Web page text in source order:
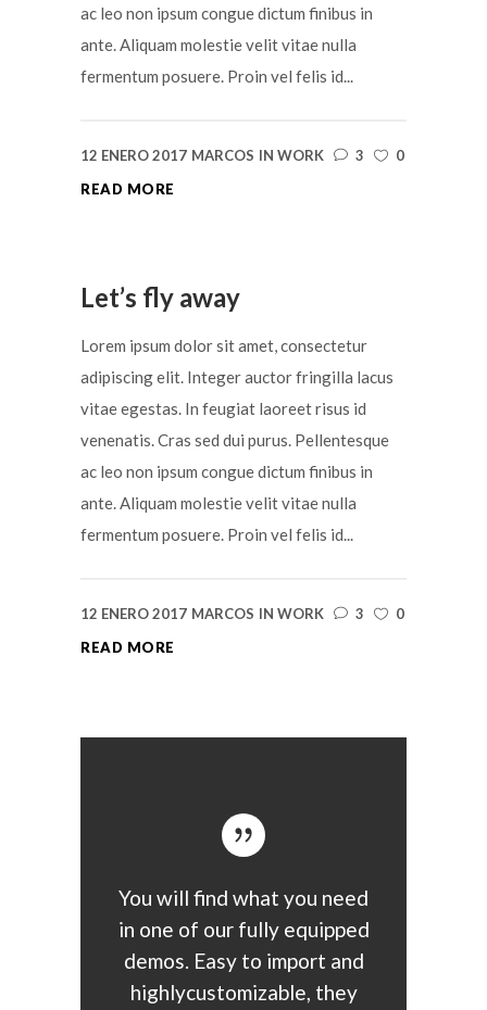
ac leo non ipsum congue dictum finibus in
ante. Aliquam molestie velit vitae nulla
fermentum posuere. Proin vel felis id...
12 ENERO 2017 MARCOS IN WORK 3
0
READ MORE
Let’s fly away
Lorem ipsum dolor sit amet, consectetur
adipiscing elit. Integer auctor fringilla lacus
vitae egestas. In feugiat laoreet risus id
venenatis. Cras sed dui purus. Pellentesque
ac leo non ipsum congue dictum finibus in
ante. Aliquam molestie velit vitae nulla
fermentum posuere. Proin vel felis id...
12 ENERO 2017 MARCOS IN WORK 3
0
READ MORE
You will find what you need
in one of our fully equipped
demos. Easy to import and
highlycustomizable, they